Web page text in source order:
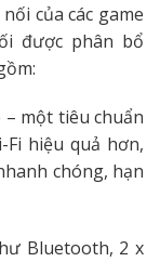
của các game
được phân bổ
– một tiêu chuẩn
hiệu quả hơn,
chóng, hạn
Bluetooth, 2 x